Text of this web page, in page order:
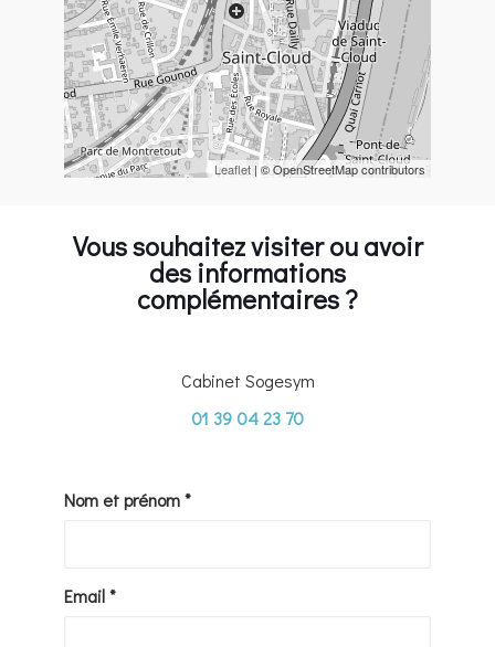
Leaflet| © OpenStreetMap contributors
Vous souhaitez visiter ou avoir
des informations
complémentaires ?
Cabinet Sogesym
01 39 04 23 70
Nom et prénom *
Email *